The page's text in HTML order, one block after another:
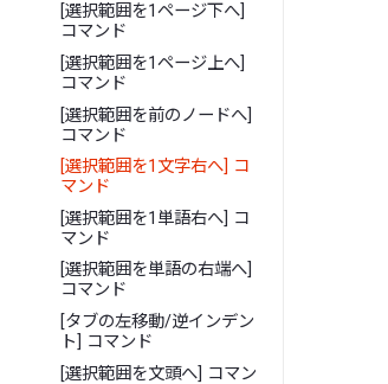
[選択範囲を1ページ下へ]
コマンド
[選択範囲を1ページ上へ]
コマンド
[選択範囲を前のノードへ]
コマンド
[選択範囲を1文字右へ] コ
マンド
[選択範囲を1単語右へ] コ
マンド
[選択範囲を単語の右端へ]
コマンド
[タブの左移動/逆インデン
ト] コマンド
[選択範囲を文頭へ] コマン